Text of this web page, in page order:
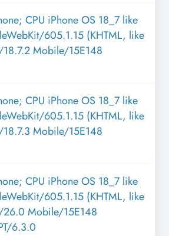
CPU iPhone OS 18_7 like
605.1.15 (KHTML, like
Mobile/15E148
CPU iPhone OS 18_7 like
605.1.15 (KHTML, like
Mobile/15E148
CPU iPhone OS 18_7 like
605.1.15 (KHTML, like
Mobile/15E148
6.3.0